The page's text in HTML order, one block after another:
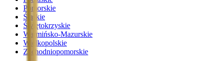
Pomorskie
Śląskie
Świętokrzyskie
Warmińsko-Mazurskie
Wielkopolskie
Zachodniopomorskie